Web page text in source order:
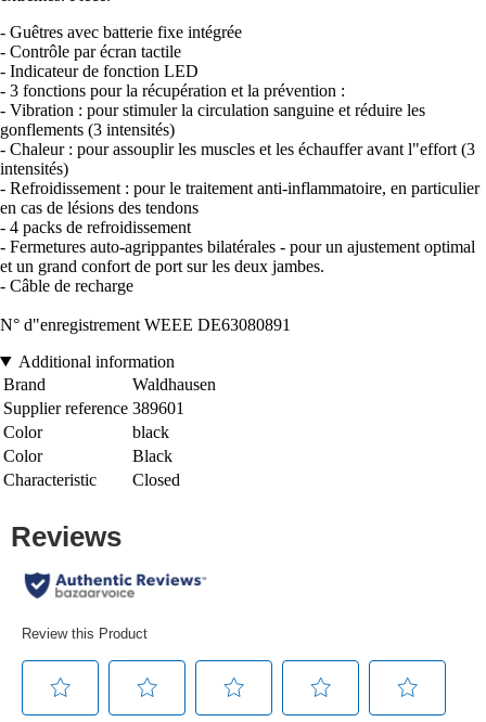
- Guêtres avec batterie fixe intégrée
- Contrôle par écran tactile
- Indicateur de fonction LED
- 3 fonctions pour la récupération et la prévention :
- Vibration : pour stimuler la circulation sanguine et réduire les
gonflements (3 intensités)
- Chaleur : pour assouplir les muscles et les échauffer avant l"effort (3
intensités)
- Refroidissement : pour le traitement anti-inflammatoire, en particulier
en cas de lésions des tendons
- 4 packs de refroidissement
- Fermetures auto-agrippantes bilatérales - pour un ajustement optimal
et un grand confort de port sur les deux jambes.
- Câble de recharge
N° d"enregistrement WEEE DE63080891
Additional information
Brand
Waldhausen
Supplier reference 389601
Color
black
Color
Black
Characteristic
Closed